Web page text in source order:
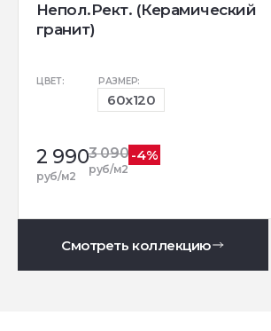
Непол.Рект. (Керамический
гранит)
ЦВЕТ: РАЗМЕР:
60x120
2 990
руб/м2
3 090
руб/м2
-4%
Смотреть коллекцию